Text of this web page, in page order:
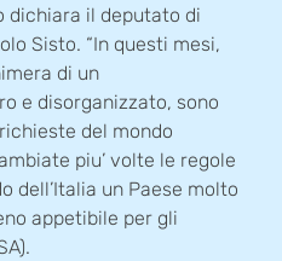
dichiara il deputato di
Sisto. “In questi mesi,
di un
e disorganizzato, sono
del mondo
piu’ volte le regole
dell’Italia un Paese molto
appetibile per gli